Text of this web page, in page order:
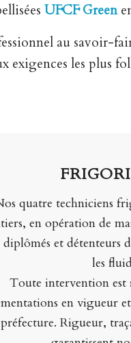
UFCF Green
au savoir-
exigences les plus
quatre techniciens
en opération de
diplômés et détenteurs
les
Toute intervention est
en vigueur
Rigueur,